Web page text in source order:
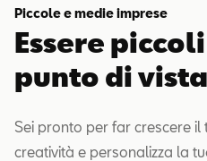
Piccole e medie imprese
Essere
punto di
Sei pronto per far crescere il
creatività e personalizza la